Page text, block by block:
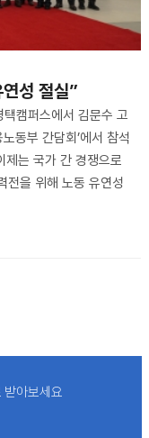
성 절실”
캠퍼스에서 김문수 고
동부 간담회’에서 참석
제는 국가 간 경쟁으로
전을 위해 노동 유연성
받아보세요